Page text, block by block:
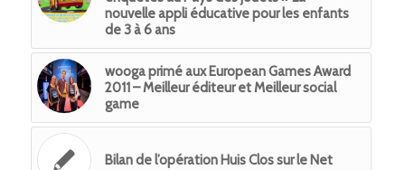
nouvelle appli éducative pour les enfants
de 3 à 6 ans
wooga primé aux European Games Award
2011 – Meilleur éditeur et Meilleur social
game
Bilan de l’opération Huis Clos sur le Net